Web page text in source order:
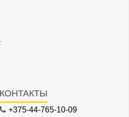
КОНТАКТЫ
+375-44-765-10-09